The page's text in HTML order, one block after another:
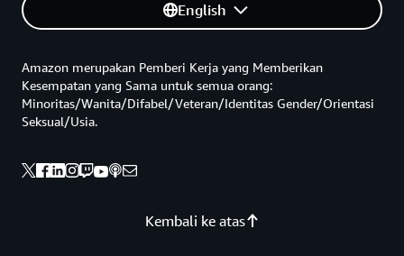
English
Kembali ke atas
Amazon merupakan Pemberi Kerja yang Memberikan
Kesempatan yang Sama untuk semua orang:
Minoritas/Wanita/Difabel/Veteran/Identitas Gender/Orientasi
Seksual/Usia.